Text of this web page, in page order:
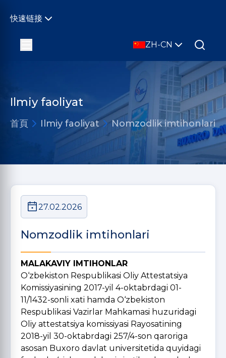
快速链接
ZH-CN
Ilmiy faoliyat
首頁 Ilmiy faoliyat Nomzodlik imtihonlari
27.02.2026
Nomzodlik imtihonlari
MALAKAVIY IMTIHONLAR
O‘zbekiston Respublikasi Oliy Attestatsiya
Komissiyasining 2017-yil 4-oktabrdagi 01-
11/1432-sonli xati hamda O‘zbekiston
Respublikasi Vazirlar Mahkamasi huzuridagi
Oliy attestatsiya komissiyasi Rayosatining
2018-yil 30-oktabrdagi 257/4-son qaroriga
asosan Buxoro davlat universitetida quyidagi